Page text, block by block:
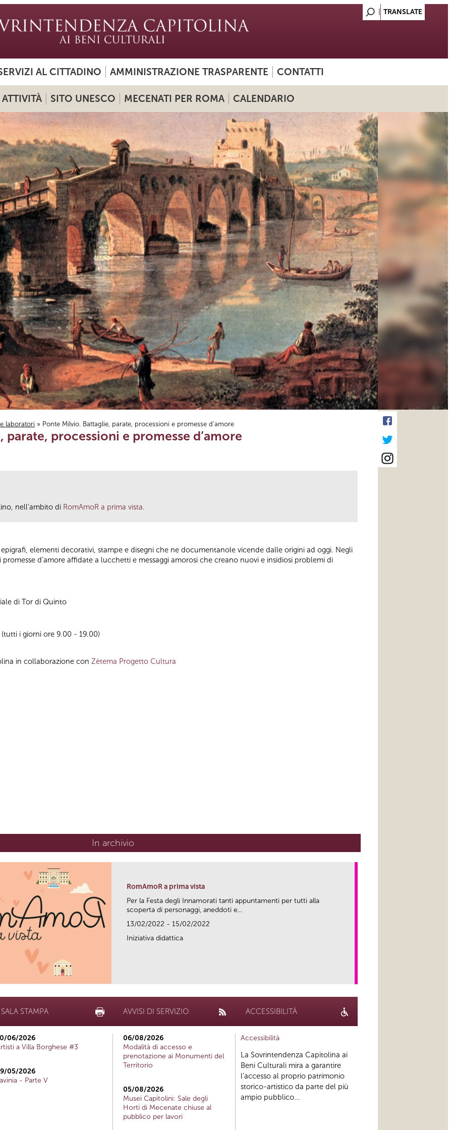
AL CITTADINO AMMINISTRAZIONE TRASPARENTE CONTATTI
ATTIVITÀ SITO UNESCO MECENATI PER ROMA CALENDARIO
laboratori » Ponte Milvio. Battaglie, parate, processioni e promesse d’amore
processioni e promesse d’amore
nell'ambito di RomAmoR a prima vista.
elementi decorativi, stampe e disegni che ne documentanole vicende dalle origini ad oggi. Negli
d’amore affidate a lucchetti e messaggi amorosi che creano nuovi e insidiosi problemi di
di Tor di Quinto
i giorni ore 9.00 - 19.00)
in collaborazione con Zètema Progetto Cultura
In archivio
RomAmoR a prima vista
Per la Festa degli Innamorati tanti appuntamenti per tutti alla
scoperta di personaggi, aneddoti e...
13/02/2022 - 15/02/2022
Iniziativa didattica
SALA STAMPA
06/2026
a Villa Borghese #3
05/2026
- Parte V
AVVISI DI SERVIZIO
06/08/2026
Modalità di accesso e
prenotazione ai Monumenti del
Territorio
05/08/2026
Musei Capitolini: Sale degli
Horti di Mecenate chiuse al
pubblico per lavori
ACCESSIBILITÀ
Accessibilità
La Sovrintendenza Capitolina ai
Beni Culturali mira a garantire
l’accesso al proprio patrimonio
storico-artistico da parte del più
ampio pubblico...